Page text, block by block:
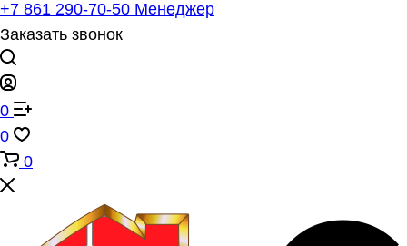
+7 861 290-70-50 Менеджер
Заказать звонок
0
0
0